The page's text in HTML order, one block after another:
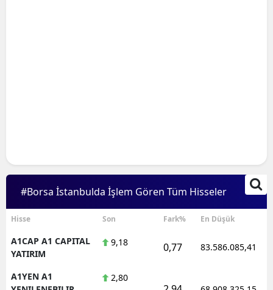
#Borsa İstanbulda İşlem Gören Tüm Hisseler
Hisse Son Fark% En Düşük
A1CAP A1 CAPITAL
YATIRIM
9,18 0,77 83.586.085,41
A1YEN A1
2,80